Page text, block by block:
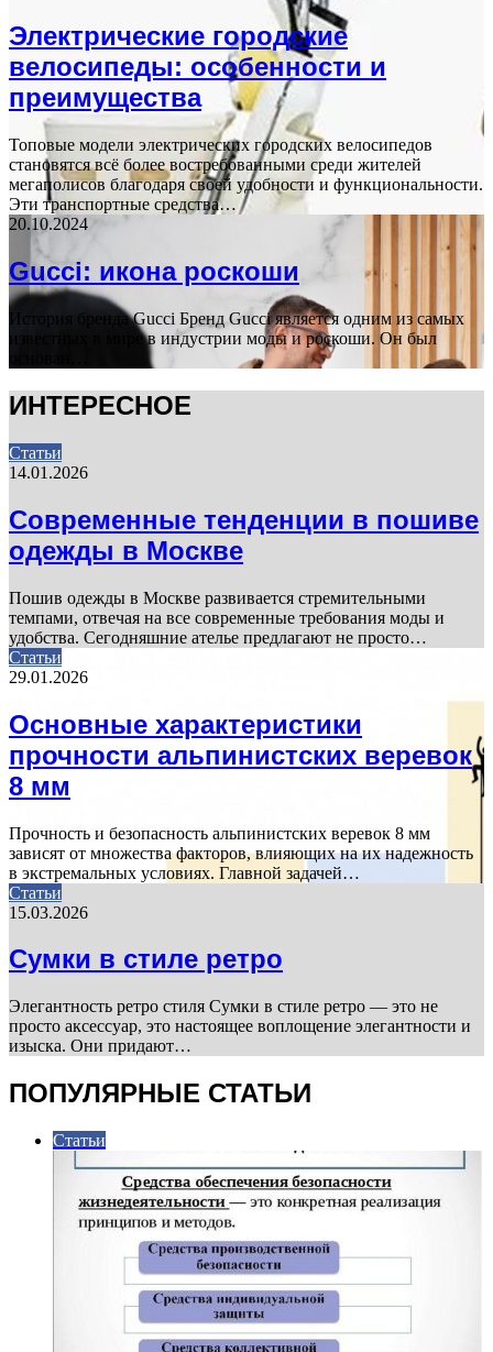
Электрические городские
велосипеды: особенности и
преимущества
Топовые модели электрических городских велосипедов
становятся всё более востребованными среди жителей
мегаполисов благодаря своей удобности и функциональности.
Эти транспортные средства…
20.10.2024
Gucci: икона роскоши
История бренда Gucci Бренд Gucci является одним из самых
известных в мире в индустрии моды и роскоши. Он был
ИНТЕРЕСНОЕ
Статьи
14.01.2026
Современные тенденции в пошиве
одежды в Москве
Пошив одежды в Москве развивается стремительными
темпами, отвечая на все современные требования моды и
удобства. Сегодняшние ателье предлагают не просто…
Статьи
29.01.2026
Основные характеристики
прочности альпинистских веревок
8 мм
Прочность и безопасность альпинистских веревок 8 мм
зависят от множества факторов, влияющих на их надежность
в экстремальных условиях. Главной задачей…
Статьи
15.03.2026
Сумки в стиле ретро
Элегантность ретро стиля Сумки в стиле ретро — это не
просто аксессуар, это настоящее воплощение элегантности и
изыска. Они придают…
ПОПУЛЯРНЫЕ СТАТЬИ
Статьи